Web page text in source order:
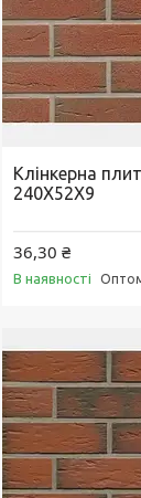
Купити
Клінкерна
240X52X9
36,30 ₴
В наявності Оптом